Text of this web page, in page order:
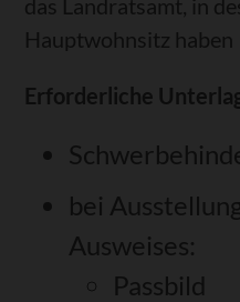
das Landratsamt, in
Hauptwohnsitz haben
Erforderliche
bei
Ausweises:
Passbild